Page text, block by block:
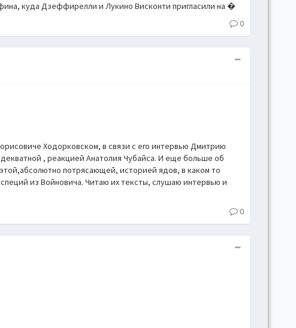
куда Дзеффирелли и Лукино Висконти пригласили на �
0
Ходорковском, в связи с его интервью Дмитрию
, реакцией Анатолия Чубайса. И еще больше об
потрясающей, историей ядов, в каком то
из Войновича. Читаю их тексты, слушаю интервью и
0